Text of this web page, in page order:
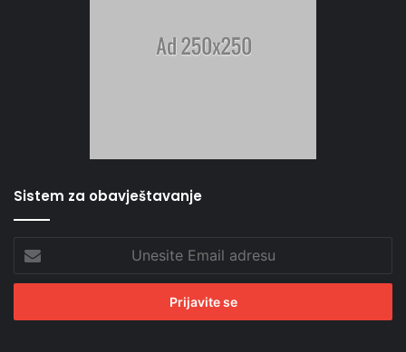
Sistem za obavještavanje
Email
adresu